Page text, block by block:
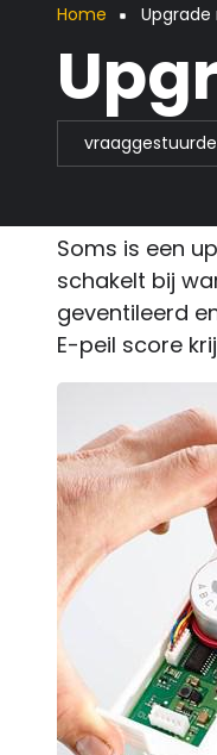
Home Upgrade
Soms is een
schakelt bij
geventileerd
E-peil score